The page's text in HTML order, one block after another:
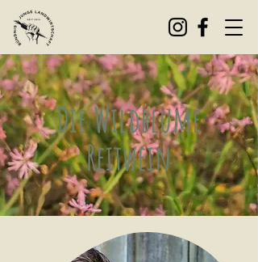
Die Wildblume
Reitwein